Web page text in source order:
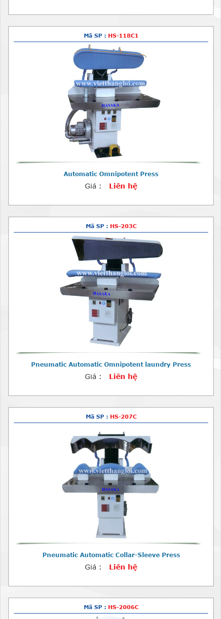
Mã SP : HS-118C1
Automatic Omnipotent Press
Giá : Liên hệ
Mã SP : HS-203C
Pneumatic Automatic Omnipotent laundry Press
Giá : Liên hệ
Mã SP : HS-207C
Pneumatic Automatic Collar-Sleeve Press
Giá : Liên hệ
Mã SP : HS-2006C